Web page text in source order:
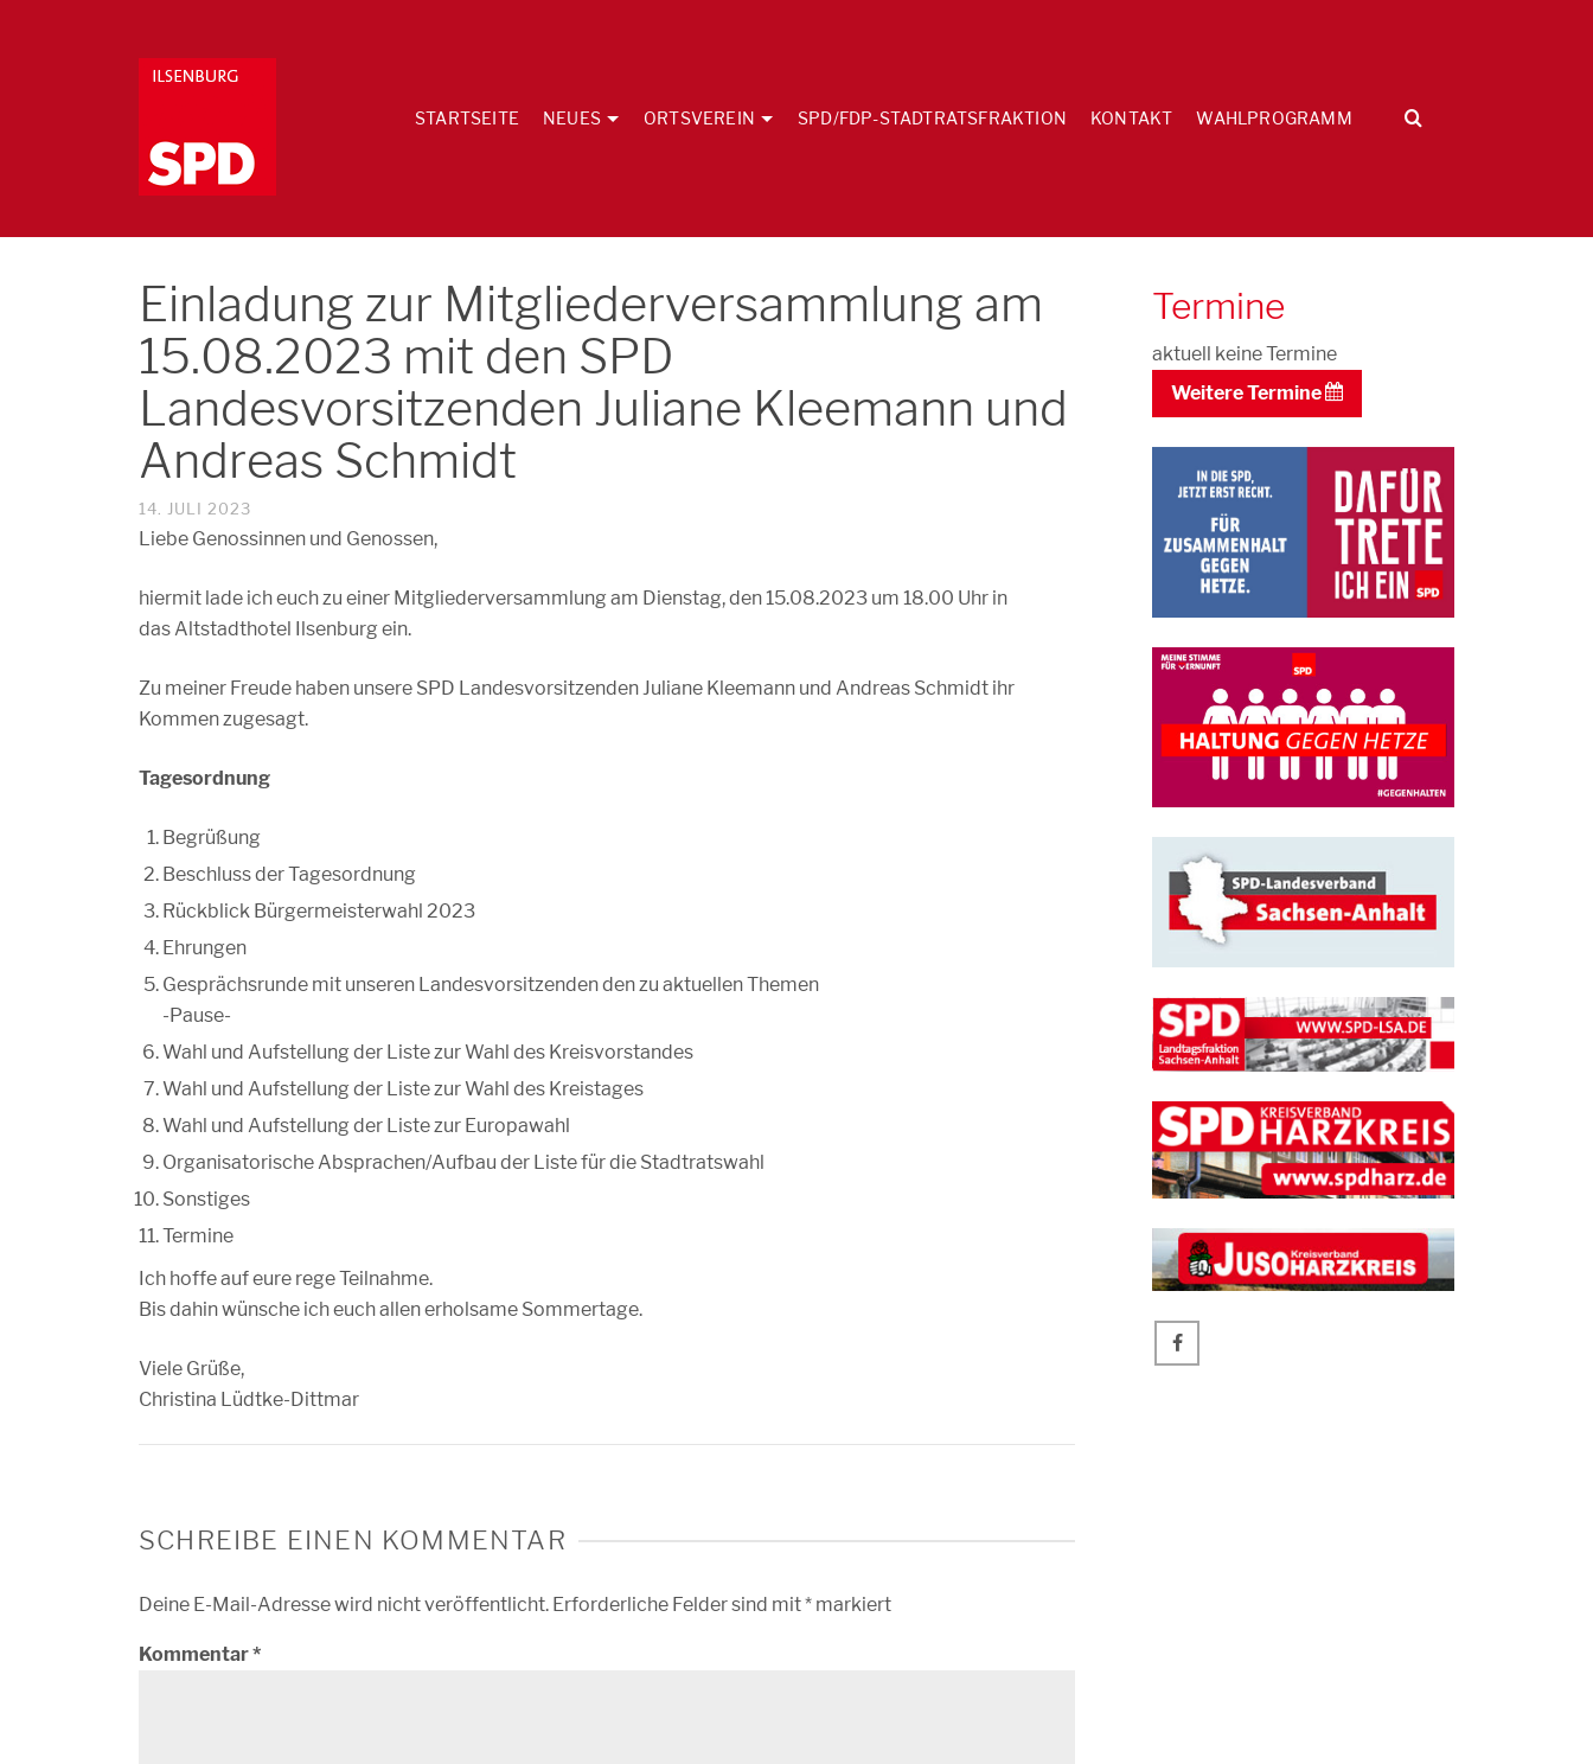
STARTSEITE NEUES ORTSVEREIN SPD/FDP-STADTRATSFRAKTION KONTAKT WAHLPROGRAMM
Einladung zur Mitgliederversammlung am
15.08.2023 mit den SPD
Landesvorsitzenden Juliane Kleemann und
Andreas Schmidt
14. JULI 2023
Liebe Genossinnen und Genossen,
hiermit lade ich euch zu einer Mitgliederversammlung am Dienstag, den 15.08.2023 um 18.00 Uhr in
das Altstadthotel Ilsenburg ein.
Zu meiner Freude haben unsere SPD Landesvorsitzenden Juliane Kleemann und Andreas Schmidt ihr
Kommen zugesagt.
Tagesordnung
Begrüßung
Beschluss der Tagesordnung
Rückblick Bürgermeisterwahl 2023
Ehrungen
Gesprächsrunde mit unseren Landesvorsitzenden den zu aktuellen Themen
-Pause-
Wahl und Aufstellung der Liste zur Wahl des Kreisvorstandes
Wahl und Aufstellung der Liste zur Wahl des Kreistages
Wahl und Aufstellung der Liste zur Europawahl
Organisatorische Absprachen/Aufbau der Liste für die Stadtratswahl
Sonstiges
Termine
Ich hoffe auf eure rege Teilnahme.
Bis dahin wünsche ich euch allen erholsame Sommertage.
Viele Grüße,
Christina Lüdtke-Dittmar
SCHREIBE EINEN KOMMENTAR
Deine E-Mail-Adresse wird nicht veröffentlicht. Erforderliche Felder sind mit* markiert
Kommentar*
Termine
aktuell keine Termine
Weitere Termine